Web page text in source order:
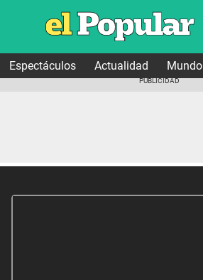
Espectáculos Actualidad Mundo